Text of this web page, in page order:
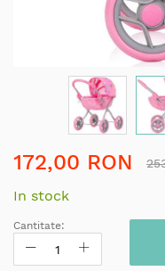
to
beginning
of
images
172,00 RON
In stock
Cantitate: